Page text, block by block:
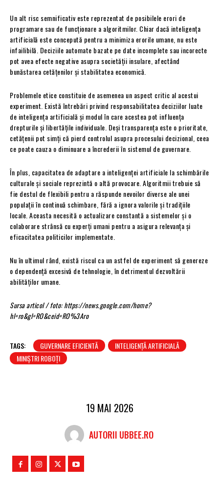
Un alt risc semnificativ este reprezentat de posibilele erori de
programare sau de funcționare a algoritmilor. Chiar dacă inteligența
artificială este concepută pentru a minimiza erorile umane, nu este
infailibilă. Deciziile automate bazate pe date incomplete sau incorecte
pot avea efecte negative asupra societății insulare, afectând
bunăstarea cetățenilor și stabilitatea economică.
Problemele etice constituie de asemenea un aspect critic al acestui
experiment. Există întrebări privind responsabilitatea deciziilor luate
de inteligența artificială și modul în care acestea pot influența
drepturile și libertățile individuale. Deși transparența este o prioritate,
cetățenii pot simți că pierd controlul asupra procesului decizional, ceea
ce poate cauza o diminuare a încrederii în sistemul de guvernare.
În plus, capacitatea de adaptare a inteligenței artificiale la schimbările
culturale și sociale reprezintă o altă provocare. Algoritmii trebuie să
fie destul de flexibili pentru a răspunde nevoilor diverse ale unei
populații în continuă schimbare, fără a ignora valorile și tradițiile
locale. Aceasta necesită o actualizare constantă a sistemelor și o
colaborare strânsă cu experți umani pentru a asigura relevanța și
eficacitatea politicilor implementate.
Nu în ultimul rând, există riscul ca un astfel de experiment să genereze
o dependență excesivă de tehnologie, în detrimentul dezvoltării
abilităților umane.
Sursa articol / foto: https://news.google.com/home?
hl=ro&gl=RO&ceid=RO%3Aro
TAGS: GUVERNARE EFICIENTĂ
INTELIGENȚĂ ARTIFICIALĂ
MINIȘTRI ROBOȚI
19 MAI 2026
AUTORII UBBEE.RO